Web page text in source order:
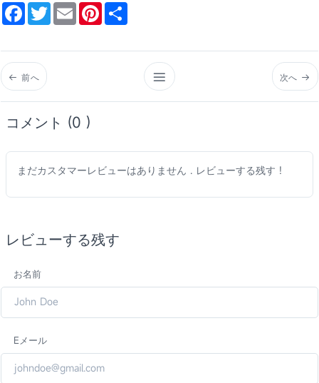
FacebookTwitterEmail Pinterest
前へ 次へ
コメント (0 )
まだカスタマーレビューはありません . レビューする残す !
レビューする残す
お名前
Eメール